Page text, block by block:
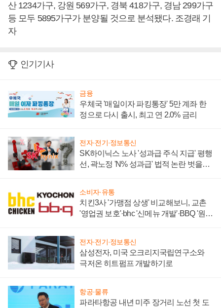
산 1234가구, 강원 569가구, 경북 418가구, 경남 299가구
등 모두 5895가구가 분양될 것으로 분석됐다. 조경래 기
자
인기기사
금융
우체국 '매일이자 파킹통장' 5만 계좌 한
정으로 다시 출시, 최고 연 2.0% 금리
전자·전기·정보통신
SK하이닉스 노사 '성과급 주식 지급' 평행
선, 곽노정 'N% 성과급' 법적 논란 벗을지
소비자·유통
치킨3사 '가맹점 상생' 비교해보니, 교촌
'영업권 보호'·bhc '신메뉴 개발'·BBQ '원가
전자·전기·정보통신
삼성전자, 미국 오크리지국립연구소와
극저온 히트펌프 개발하기로
항공·물류
파라타항공 내년 미주 장거리 노선 첫 도